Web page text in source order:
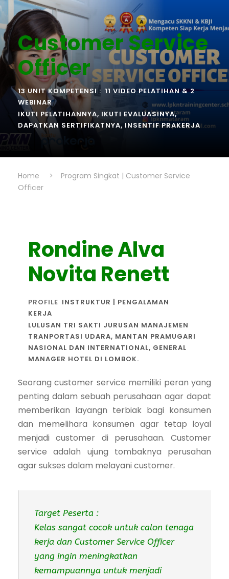
Customer Service
Officer
13 UNIT KOMPETENSI : 11 VIDEO PELATIHAN & 2
WEBINAR
IKUTI PELATIHANNYA, IKUTI EVALUASINYA,
DAPATKAN SERTIFIKATNYA, INSENTIF PRAKERJA
Home >
Program Singkat | Customer Service
Officer
Rondine Alva
Novita Renett
PROFILE INSTRUKTUR | PENGALAMAN
KERJA
LULUSAN TRI SAKTI JURUSAN MANAJEMEN
TRANPORTASI UDARA, MANTAN PRAMUGARI
NASIONAL DAN INTERNATIONAL, GENERAL
MANAGER HOTEL DI LOMBOK.
Seorang customer service memiliki peran yang
penting dalam sebuah perusahaan agar dapat
memberikan layangn terbiak bagi konsumen
dan memelihara konsumen agar tetap loyal
menjadi customer di perusahaan. Customer
service adalah ujung tombaknya perusahan
agar sukses dalam melayani customer.
Target Peserta :
Kelas sangat cocok untuk calon tenaga
kerja dan Customer Service Officer
yang ingin meningkatkan
kemampuannya untuk menjadi